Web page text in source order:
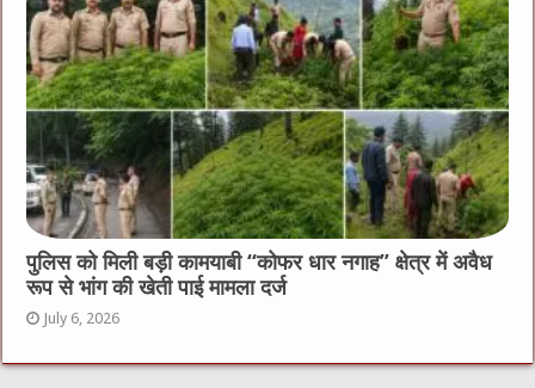
पुलिस को मिली बड़ी कामयाबी “कोफर धार नगाह” क्षेत्र में अवैध
रूप से भांग की खेती पाई मामला दर्ज
July 6, 2026